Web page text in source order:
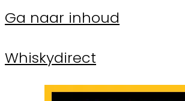
Ga naar inhoud
Whiskydirect